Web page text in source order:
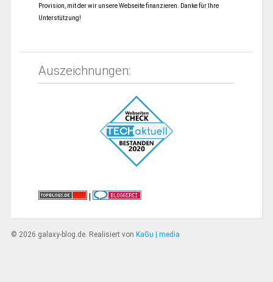
Provision, mit der wir unsere Webseite finanzieren. Danke für Ihre
Unterstützung!
Auszeichnungen:
© 2026 galaxy-blog.de. Realisiert von KaGu | media